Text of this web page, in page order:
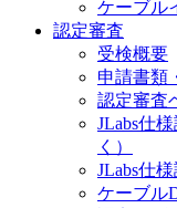
ケーブル
認定審査
受検概要
申請書類
認定審査
JLabs仕
く）
JLabs仕
ケーブル